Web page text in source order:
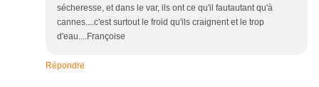
sécheresse, et dans le var, ils ont ce qu'il fautautant qu'à
cannes....c'est surtout le froid qu'ils craignent et le trop
d'eau....Françoise
Répondre